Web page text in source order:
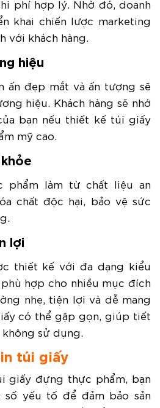
phí hợp lý. Nhờ đó, doanh
khai chiến lược marketing
với khách hàng.
hiệu
ấn đẹp mắt và ấn tượng sẽ
hiệu. Khách hàng sẽ nhớ
bạn nếu thiết kế túi giấy
mỹ cao.
phẩm làm từ chất liệu an
chất độc hại, bảo vệ sức
lợi
thiết kế với đa dạng kiểu
hợp cho nhiều mục đích
nhẹ, tiện lợi và dễ mang
có thể gập gọn, giúp tiết
sử dụng.
túi giấy
giấy đựng thực phẩm, bạn
yếu tố để đảm bảo sản